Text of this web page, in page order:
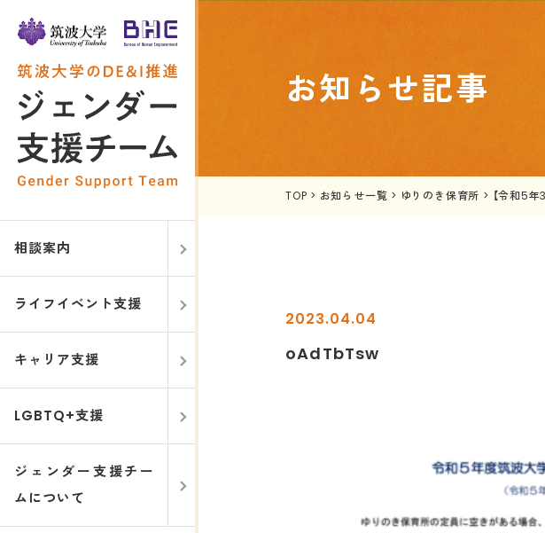
相談案内
ライフイベント支援
キャリア支援
LGBTQ+支援
ジェンダー支援チー
ムについて
お知らせ記事
TOP > お知らせ一覧 > ゆりのき保育所 > 【令和5
2023.04.04
oAdTbTsw